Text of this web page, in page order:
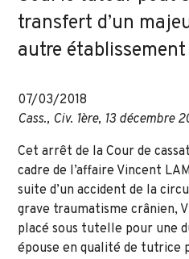
transfert d’un
autre
07/03/2018
Cass., Civ. 1ère, 13 décembre
Cet arrêt de la Cour de
cadre de l’affaire Vincent
suite d’un accident de la
grave traumatisme crânien,
placé sous tutelle pour une
épouse en qualité de tutrice